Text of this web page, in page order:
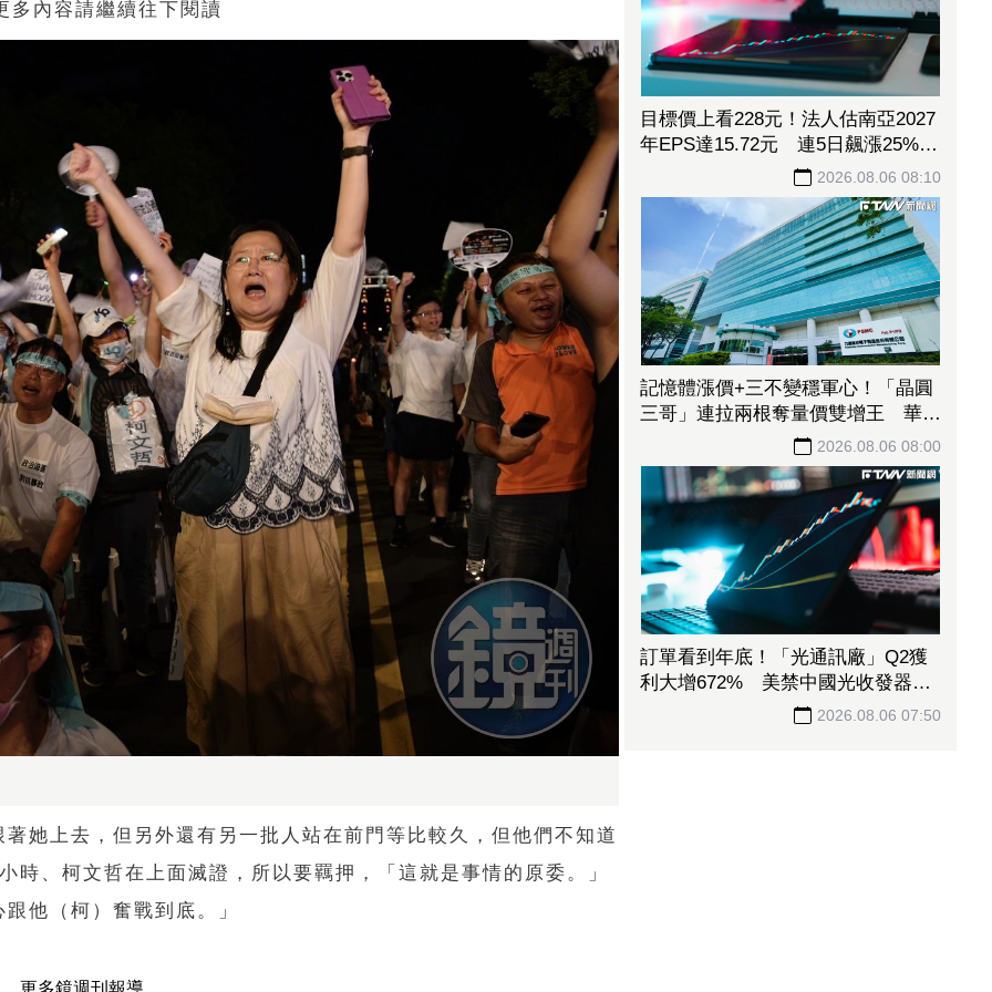
多內容請繼續往下閱讀
她上去，但另外還有另一批人站在前門等比較久，但他們不知道
時、柯文哲在上面滅證，所以要羈押，「這就是事情的原委。」
他（柯）奮戰到底。」
目標價上看228元！法人估南亞2027
年EPS達15.72元 連5日飆漲25%登
2026.08.06 08:10
記憶體漲價+三不變穩軍心！「晶圓
三哥」連拉兩根奪量價雙增王 華邦
電一度亮燈搶下榜眼 2026.08.06 08:00
訂單看到年底！「光通訊廠」Q2獲
利大增672% 美禁中國光收發器有
2026.08.06 07:50